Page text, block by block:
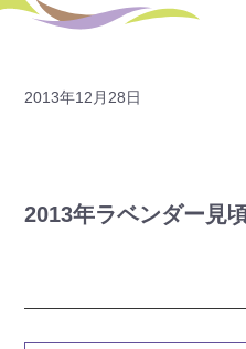
2013年12月28日
2013年ラベンダー見